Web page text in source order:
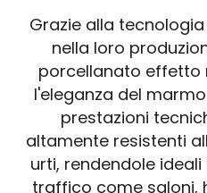
Grazie alla
nella loro
porcellanato effetto
l'eleganza del
prestazioni
altamente resistenti
urti, rendendole
traffico come saloni,